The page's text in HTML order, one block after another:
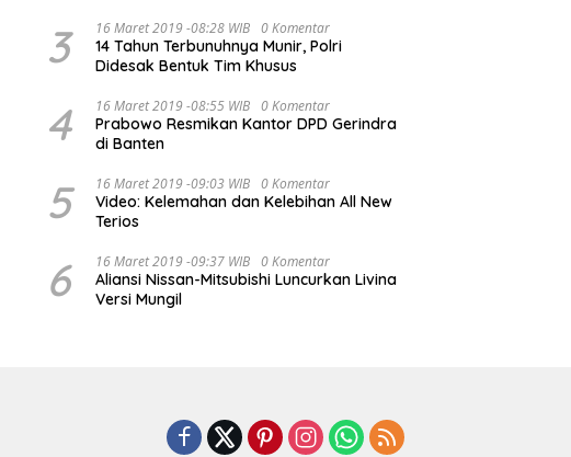
3 16 Maret 2019 -08:28 WIB 0 Komentar
14 Tahun Terbunuhnya Munir, Polri
Didesak Bentuk Tim Khusus
4 16 Maret 2019 -08:55 WIB 0 Komentar
Prabowo Resmikan Kantor DPD Gerindra
di Banten
5 16 Maret 2019 -09:03 WIB 0 Komentar
Video: Kelemahan dan Kelebihan All New
Terios
6 16 Maret 2019 -09:37 WIB 0 Komentar
Aliansi Nissan-Mitsubishi Luncurkan Livina
Versi Mungil